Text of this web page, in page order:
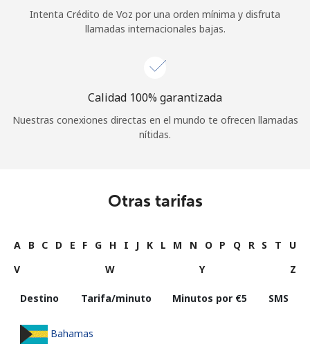
Intenta Crédito de Voz por una orden mínima y disfruta
llamadas internacionales bajas.
Calidad 100% garantizada
Nuestras conexiones directas en el mundo te ofrecen llamadas
nítidas.
Otras tarifas
A B C D E F G H I J K L M N O P Q R S T
U
V
W Y Z
Destino Tarifa/minuto Minutos por ⁦€5⁩ SMS
Bahamas